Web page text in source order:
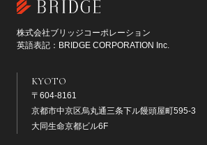
株式会社ブリッジコーポレーション
英語表記：BRIDGE CORPORATION Inc.
KYOTO
〒604-8161
京都市中京区烏丸通三条下ル饅頭屋町595-3
大同生命京都ビル6F